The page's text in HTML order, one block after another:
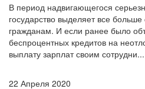
В период надвигающегося
государство выделяет все больше
гражданам. И если ранее было
беспроцентных кредитов на
выплату зарплат своим сотрудни...
22 Апреля 2020